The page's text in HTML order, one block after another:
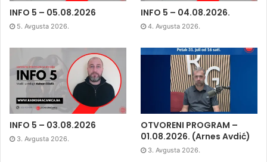
INFO 5 – 05.08.2026
5. Avgusta 2026.
INFO 5 – 04.08.2026.
4. Avgusta 2026.
INFO 5 – 03.08.2026
3. Avgusta 2026.
OTVORENI PROGRAM –
01.08.2026. (Arnes Avdić)
3. Avgusta 2026.